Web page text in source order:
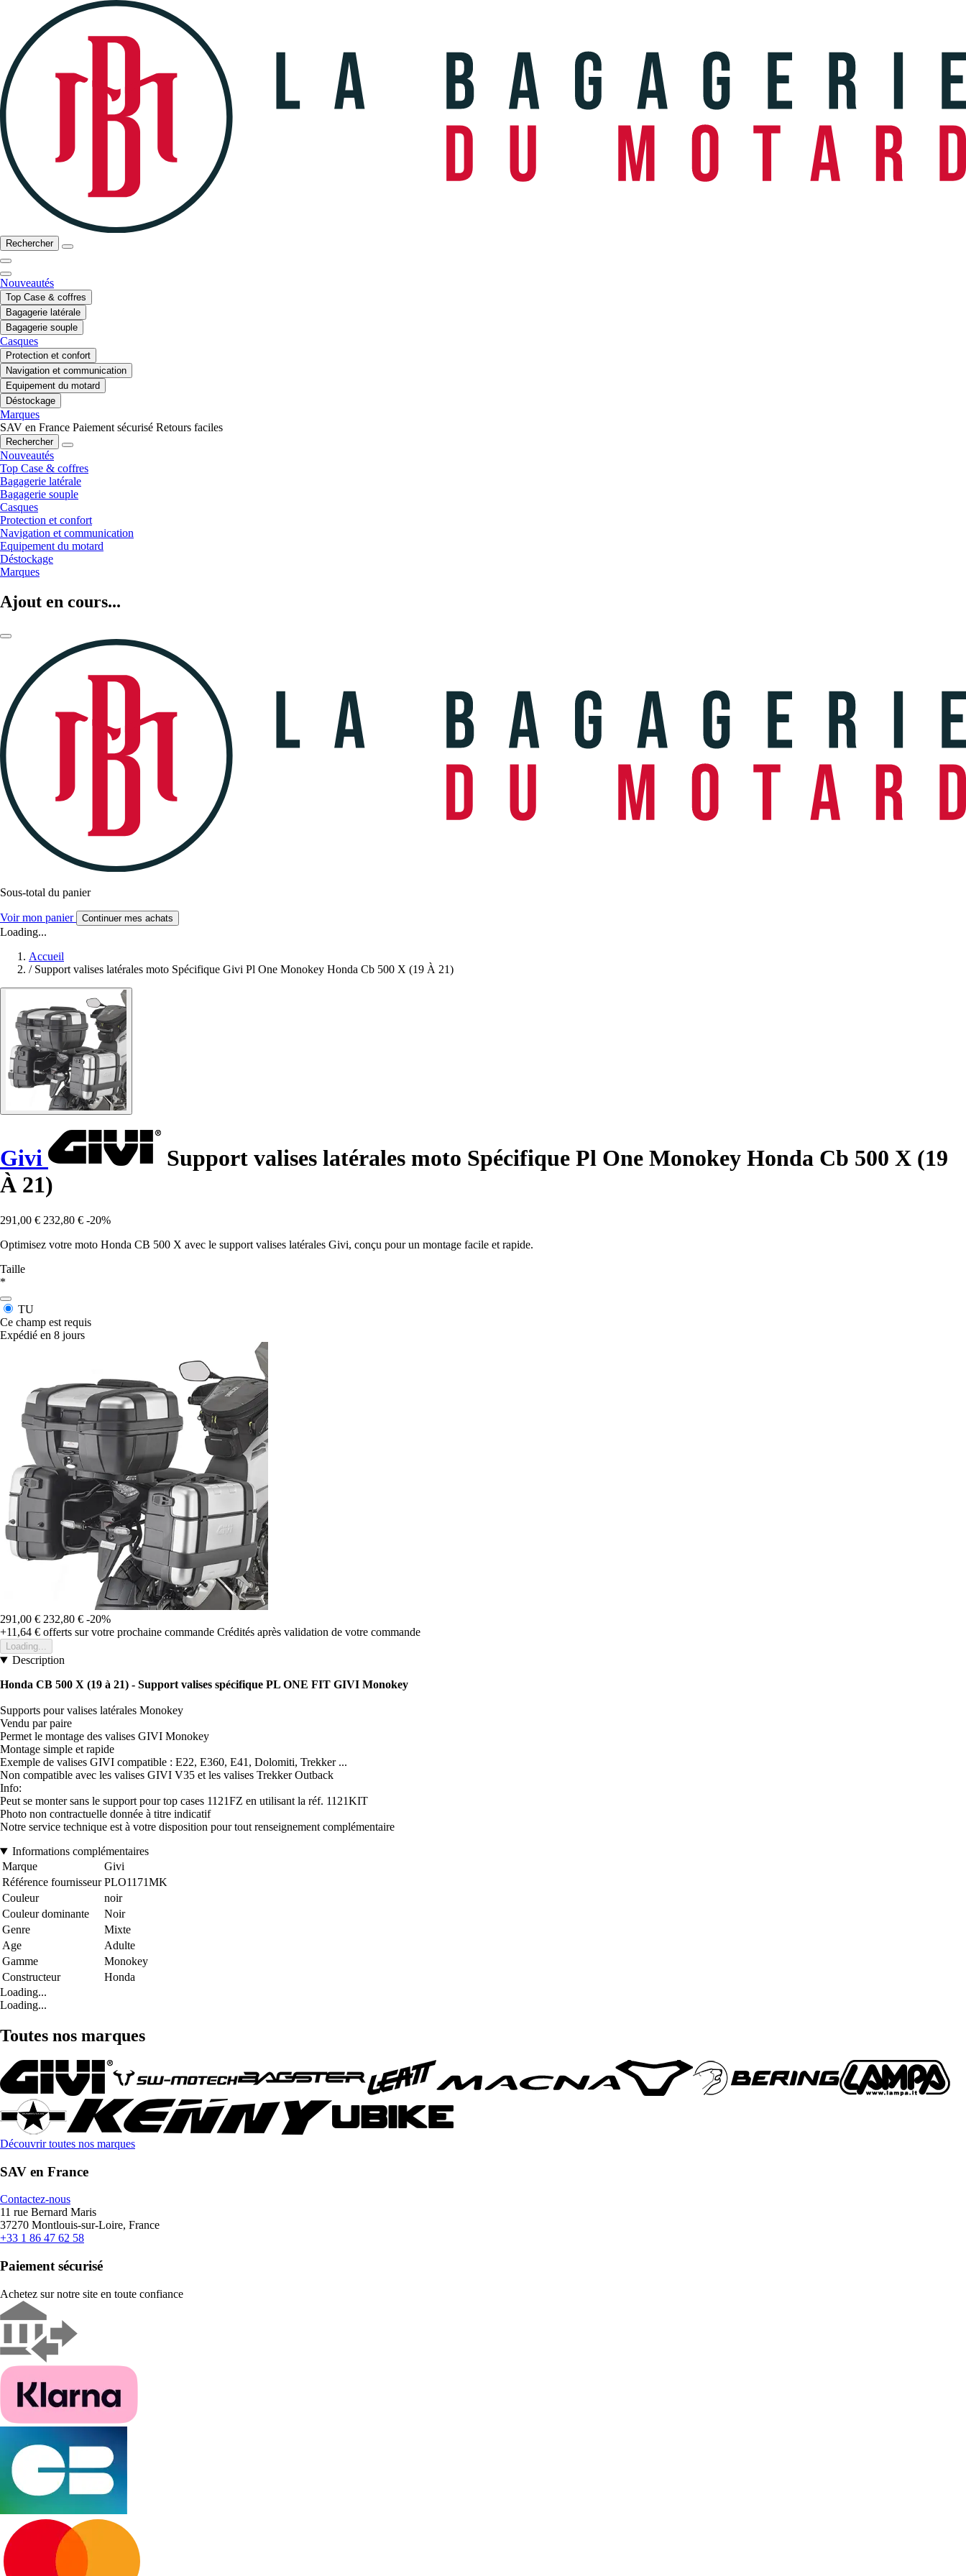
Rechercher
Nouveautés
Top Case & coffres
Bagagerie latérale
Bagagerie souple
Casques
Protection et confort
Navigation et communication
Equipement du motard
Déstockage
Marques
SAV en France Paiement sécurisé Retours faciles
Rechercher
Nouveautés
Top Case & coffres
Bagagerie latérale
Bagagerie souple
Casques
Protection et confort
Navigation et communication
Equipement du motard
Déstockage
Marques
Ajout en cours...
Sous-total du panier
Voir mon panier Continuer mes achats
Loading...
Accueil
/ Support valises latérales moto Spécifique Givi Pl One Monokey Honda Cb 500 X (19 À 21)
Givi
Support valises latérales moto Spécifique Pl One Monokey Honda Cb 500 X (19
À 21)
291,00 € 232,80 € -20%
Optimisez votre moto Honda CB 500 X avec le support valises latérales Givi, conçu pour un montage facile et rapide.
Taille
*
TU
Ce champ est requis
Expédié en 8 jours
291,00 € 232,80 € -20%
+11,64 € offerts sur votre prochaine commande Crédités après validation de votre commande
Loading...
Description
Honda CB 500 X (19 à 21) - Support valises spécifique PL ONE FIT GIVI Monokey
Supports pour valises latérales Monokey
Vendu par paire
Permet le montage des valises GIVI Monokey
Montage simple et rapide
Exemple de valises GIVI compatible : E22, E360, E41, Dolomiti, Trekker ...
Non compatible avec les valises GIVI V35 et les valises Trekker Outback
Info:
Peut se monter sans le support pour top cases 1121FZ en utilisant la réf. 1121KIT
Photo non contractuelle donnée à titre indicatif
Notre service technique est à votre disposition pour tout renseignement complémentaire
Informations complémentaires
Marque
Givi
Référence fournisseur PLO1171MK
Couleur
noir
Couleur dominante
Noir
Genre
Mixte
Age
Adulte
Gamme
Monokey
Constructeur
Honda
Loading...
Loading...
Toutes nos marques
Découvrir toutes nos marques
SAV en France
Contactez-nous
11 rue Bernard Maris
37270 Montlouis-sur-Loire, France
+33 1 86 47 62 58
Paiement sécurisé
Achetez sur notre site en toute confiance